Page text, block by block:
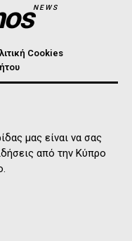
NEWS
Cookies
μας είναι να σας
από την Κύπρο